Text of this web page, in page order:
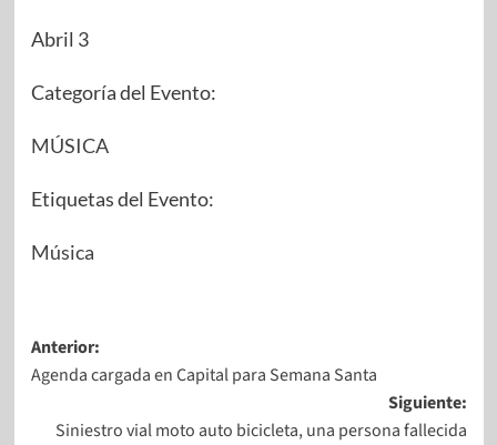
Abril 3
Categoría del Evento:
MÚSICA
Etiquetas del Evento:
Música
Anterior:
Agenda cargada en Capital para Semana Santa
Siguiente:
Siniestro vial moto auto bicicleta, una persona fallecida